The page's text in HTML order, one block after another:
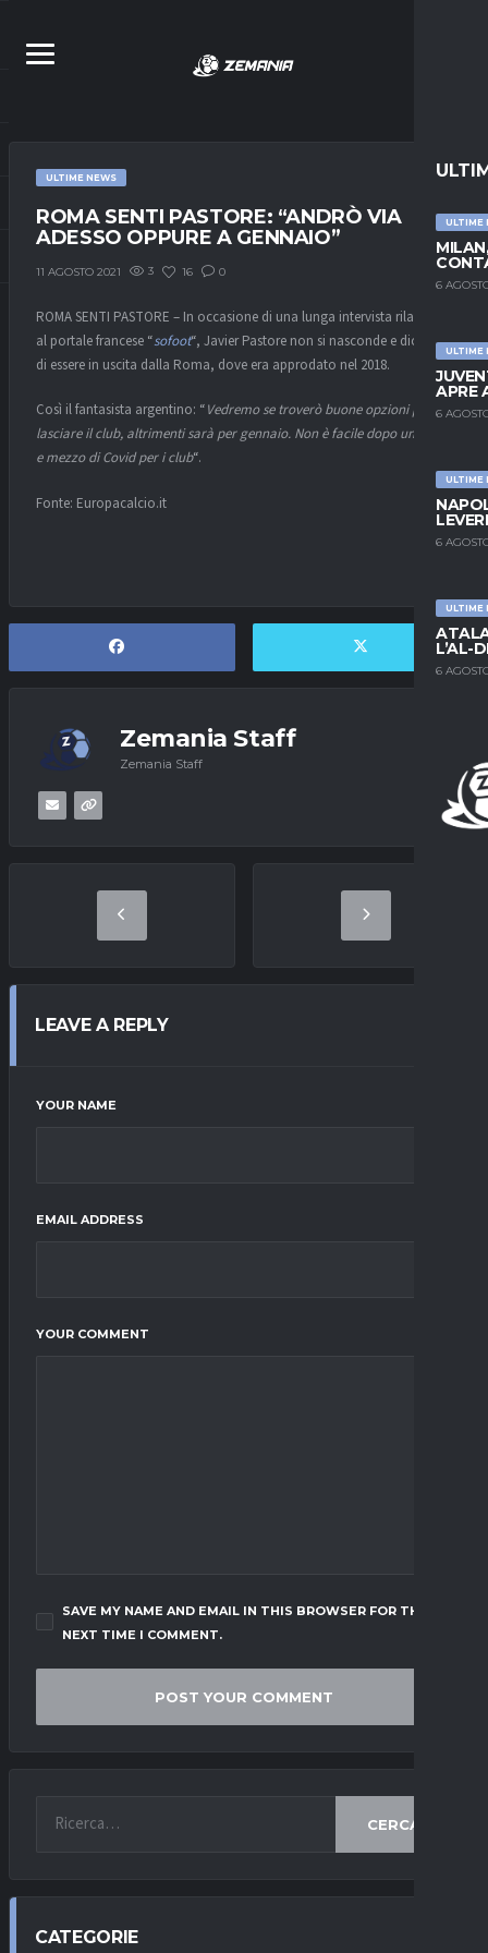
ULTIME
6
ULTIME
APRE
6
ULTIME
6
ULTIME
L’AL-
6
ULTIME NEWS
ROMA SENTI PASTORE: “ANDRÒ VIA
ADESSO OPPURE A GENNAIO”
11 AGOSTO 2021 3 16 0
ROMA SENTI PASTORE – In occasione di una lunga intervista rilasciata
al portale francese “sofoot“, Javier Pastore non si nasconde e dichiara
di essere in uscita dalla Roma, dove era approdato nel 2018.
Così il fantasista argentino: “Vedremo se troverò buone opzioni per
lasciare il club, altrimenti sarà per gennaio. Non è facile dopo un anno
e mezzo di Covid per i club“.
Fonte: Europacalcio.it
Zemania Staff
Zemania Staff
LEAVE A REPLY
YOUR NAME
EMAIL ADDRESS
YOUR COMMENT
SAVE MY NAME AND EMAIL IN THIS BROWSER FOR THE
NEXT TIME I COMMENT.
CERCA
CATEGORIE